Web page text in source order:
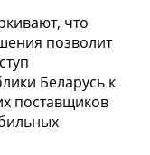
что
позволит
Беларусь к
поставщиков